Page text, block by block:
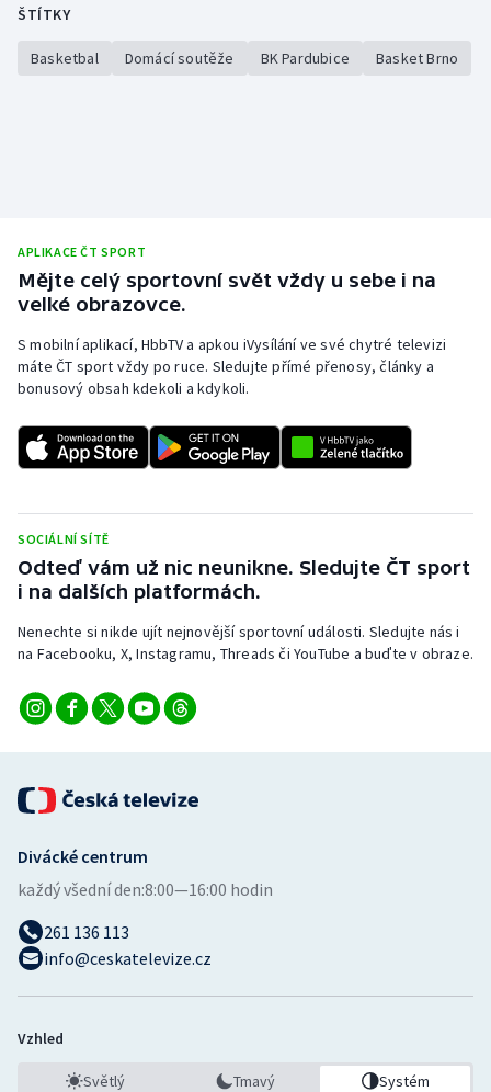
Short track
Vodní slalom
Volejbal
Ostatní
ŠTÍTKY
Basketbal Domácí soutěže BK Pardubice Basket Brno
APLIKACE ČT SPORT
Mějte celý sportovní svět vždy u sebe i na
velké obrazovce.
S mobilní aplikací, HbbTV a apkou iVysílání ve své chytré televizi
máte ČT sport vždy po ruce. Sledujte přímé přenosy, články a
bonusový obsah kdekoli a kdykoli.
SOCIÁLNÍ SÍTĚ
Odteď vám už nic neunikne. Sledujte ČT sport
i na dalších platformách.
Nenechte si nikde ujít nejnovější sportovní události. Sledujte nás i
na Facebooku, X, Instagramu, Threads či YouTube a buďte v obraze.
Divácké centrum
každý všední den:8:00—16:00 hodin
261 136 113
info@ceskatelevize.cz
Vzhled
Světlý Tmavý Systém